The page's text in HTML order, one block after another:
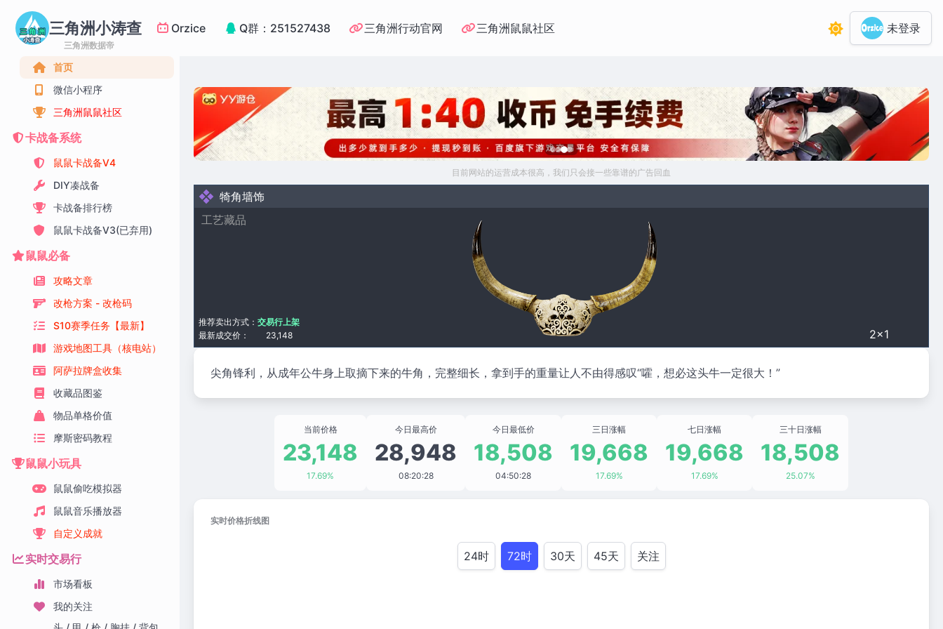
三角洲小涛查
三角洲数据帝
Orzice Q群：251527438 三角洲行动官网 三角洲鼠鼠社区 未登录
首页
微信小程序
三角洲鼠鼠社区
卡战备系统
鼠鼠卡战备V4
DIY凑战备
卡战备排行榜
鼠鼠卡战备V3(已弃用)
鼠鼠必备
攻略文章
改枪方案 - 改枪码
S10赛季任务【最新】
游戏地图工具（核电站）
阿萨拉牌盒收集
收藏品图鉴
物品单格价值
摩斯密码教程
鼠鼠小玩具
鼠鼠偷吃模拟器
鼠鼠音乐播放器
自定义成就
实时交易行
市场看板
我的关注
目前网站的运营成本很高，我们只会接一些靠谱的广告回血
犄角墙饰
工艺藏品
2×1
最新成交价： 23,148
推荐卖出方式： 交易行上架
尖角锋利，从成年公牛身上取摘下来的牛角，完整细长，拿到手的重量让人不由得感叹“嚯，想必这头牛一定很大！”
当前价格
23,148
17.69%
今日最高价
28,948
08:20:28
今日最低价
18,508
04:50:28
三日涨幅
19,668
17.69%
七日涨幅
19,668
17.69%
三十日涨幅
18,508
25.07%
实时价格折线图
24时 72时 30天 45天 关注